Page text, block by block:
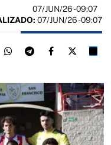
07/JUN/26- 09:07
07/JUN/26 - 09:07